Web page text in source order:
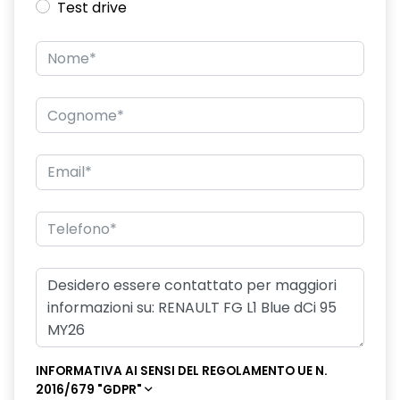
rivestimento base abitacolo in plastica
sistema di controllo della pressione pneumatici indiretto
smartphone replication wireless
specchietti esterni asferici, regolabili e autosbrinanti
elettricamente
vano portaoggetti chiuso - lato passeggero
Test drive
INFORMATIVA AI SENSI DEL REGOLAMENTO UE N.
2016/679 "GDPR"